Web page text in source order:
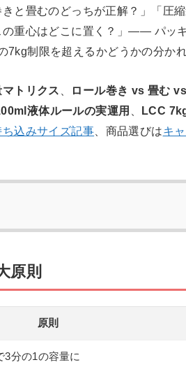
きと畳むのどっちが正解？」「圧
の重心はどこに置く？」—— パッ
制限を超えるかどうかの分か
トリクス ロール巻き vs 畳む
液体ルールの実運用 LCC
ち込みサイズ記事 、商品選びはキ
原則
原則
3分の1の容量に